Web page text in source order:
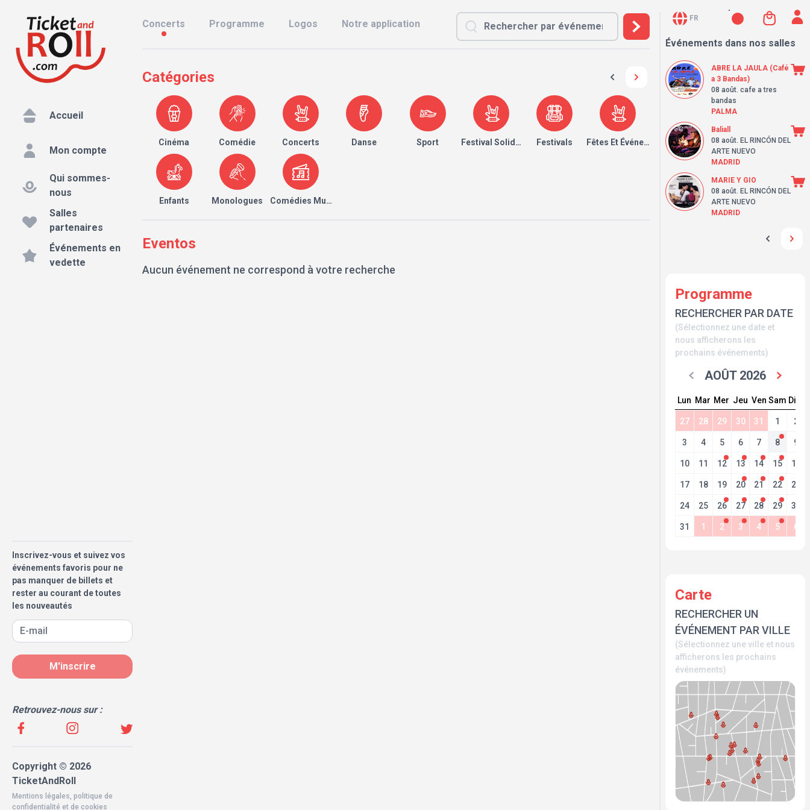
Accueil
Mon compte
Qui sommes-
nous
Salles
partenaires
Événements en
vedette
Inscrivez-vous et suivez vos
événements favoris pour ne
pas manquer de billets et
rester au courant de toutes
les nouveautés
M'inscrire
Retrouvez-nous sur :
Copyright © 2026
TicketAndRoll
Mentions légales, politique de
confidentialité et de cookies
Concerts Programme Logos Notre application
Catégories
Cinéma Comédie Concerts Danse Sport Festival Solidaire Festivals Fêtes Et Événements
Enfants Monologues Comédies Musicales
Eventos
Aucun événement ne correspond à votre recherche
FR
Événements dans nos salles
ABRE LA JAULA (Café
a 3 Bandas)
08 août. cafe a tres
bandas
PALMA
Baliall
08 août. EL RINCÓN DEL
ARTE NUEVO
MADRID
MARIE Y GIO
08 août. EL RINCÓN DEL
ARTE NUEVO
MADRID
Programme
RECHERCHER PAR DATE
(Sélectionnez une date et
nous afficherons les
prochains événements)
AOÛT 2026
Lun Mar Mer Jeu Ven Sam Dim
27 28 29 30 31 1 2
3 4 5 6 7 8 9
10 11 12 13 14 15 16
17 18 19 20 21 22 23
24 25 26 27 28 29 30
31 1 2 3 4 5 6
Carte
RECHERCHER UN
ÉVÉNEMENT PAR VILLE
(Sélectionnez une ville et nous
afficherons les prochains
événements)